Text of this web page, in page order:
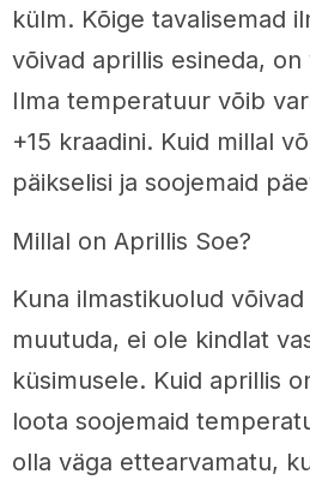
külm. Kõige tavalisemad
võivad aprillis esineda,
Ilma temperatuur võib
+15 kraadini. Kuid millal
päikselisi ja soojemaid
Millal on Aprillis Soe?
Kuna ilmastikuolud
muutuda, ei ole kindlat
küsimusele. Kuid aprillis
loota soojemaid
olla väga ettearvamatu,